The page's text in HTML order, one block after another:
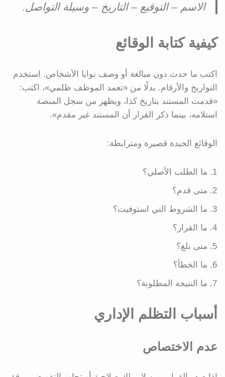
الاسم – التوقيع – التاريخ – وسيلة التواصل.
كيفية كتابة الوقائع
اكتب ما حدث دون مبالغة أو وصف نوايا الأشخاص. استخدم
التواريخ والأرقام. بدلًا من «تعمد الموظف ظلمي»، اكتب:
«قدمت المستند بتاريخ كذا، ويظهر من سجل المنصة
استلامه، بينما ذكر القرار أن المستند غير مقدم».
الوقائع الجيدة قصيرة ومترابطة:
ما الطلب الأصلي؟
متى قدم؟
ما الشروط التي استوفيت؟
ما القرار؟
متى بلغ؟
ما الخطأ؟
ما النتيجة المطلوبة؟
أسباب التظلم الإداري
عدم الاختصاص